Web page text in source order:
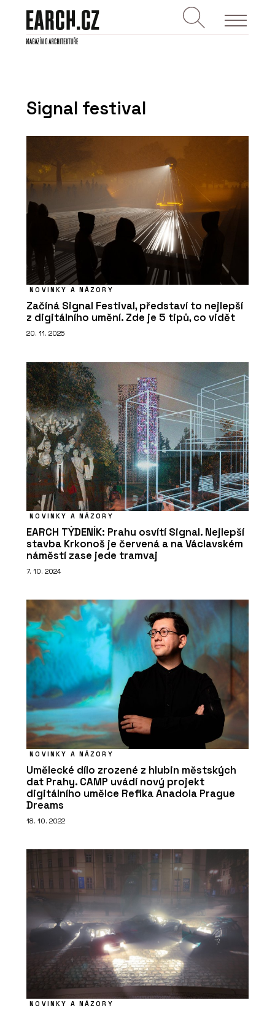
Signal festival
NOVINKY A NÁZORY
Začíná Signal Festival, představí to nejlepší
z digitálního umění. Zde je 5 tipů, co vidět
20. 11. 2025
NOVINKY A NÁZORY
EARCH TÝDENÍK: Prahu osvítí Signal. Nejlepší
stavba Krkonoš je červená a na Václavském
náměstí zase jede tramvaj
7. 10. 2024
NOVINKY A NÁZORY
Umělecké dílo zrozené z hlubin městských
dat Prahy. CAMP uvádí nový projekt
digitálního umělce Refika Anadola Prague
Dreams
18. 10. 2022
NOVINKY A NÁZORY